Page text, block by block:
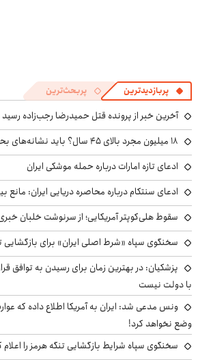
پربازدیدترین پربحث‌ترین
آخرین خبر از پرونده قتل حمیدرضا رجب‌زاده رسید
۱۸ میلیون مجرد بالای ۴۵ سال؟ باید نشانه‌های بحران اجتماعی را جدی گرفت
ادعای تازه امارات درباره حمله موشکی ایران
ادعای سنتکام درباره محاصره دریایی ایران: مانع بیش از ۵۰
سقوط هلی‌کوپتر آمریکایی؛ از سرنوشت خلبان
سخنگوی سپاه «شرط اصلی ایران» برای بازگشایی
پزشکیان‌: در بهترین زمان برای رسیدن به توافق
با دولت نیست
ونس مدعی شد: ایران به آمریکا اطلاع داده که
وضع نخواهد کرد!
سخنگوی سپاه شرایط بازگشایی تنگه هرمز را اعلام